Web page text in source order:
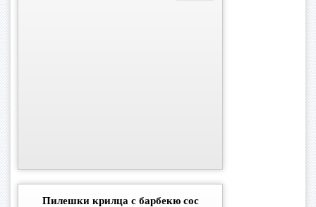
Пилешки крилца с барбекю сос